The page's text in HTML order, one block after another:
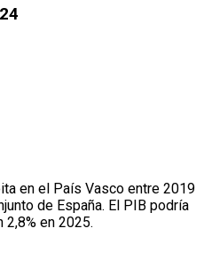
en el País Vasco entre 2019
de España. El PIB podría
2,8% en 2025.